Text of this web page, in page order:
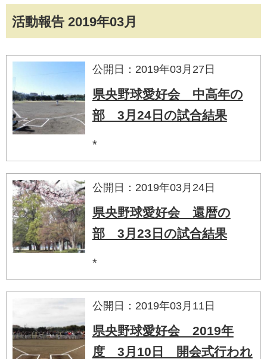
活動報告 2019年03月
公開日：2019年03月27日
県央野球愛好会 中高年の
部 3月24日の試合結果
*
公開日：2019年03月24日
県央野球愛好会 還暦の
部 3月23日の試合結果
*
公開日：2019年03月11日
県央野球愛好会 2019年
度 3月10日 開会式行われ